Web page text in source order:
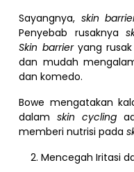
Sayangnya, skin
Penyebab rusaknya
Skin barrieryang rusak
dan mudah
dan komedo.
Bowe mengatakan
dalamskin cycling
memberi nutrisi pada
Mencegah Iritasi